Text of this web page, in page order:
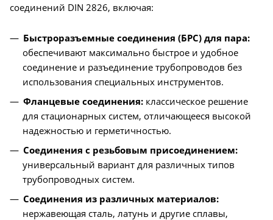
соединений DIN 2826, включая:
Быстроразъемные соединения (БРС) для пара:
обеспечивают максимально быстрое и удобное
соединение и разъединение трубопроводов без
использования специальных инструментов.
Фланцевые соединения: классическое решение
для стационарных систем, отличающееся высокой
надежностью и герметичностью.
Соединения с резьбовым присоединением:
универсальный вариант для различных типов
трубопроводных систем.
Соединения из различных материалов:
нержавеющая сталь, латунь и другие сплавы,